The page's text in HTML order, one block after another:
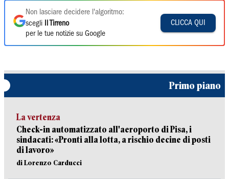
Non lasciare decidere l'algoritmo:
scegli
Il Tirreno
per le tue notizie su Google
CLICCA QUI
Primo piano
La vertenza
Check-in automatizzato all'aeroporto di Pisa, i
sindacati: «Pronti alla lotta, a rischio decine di posti
di lavoro»
di Lorenzo Carducci